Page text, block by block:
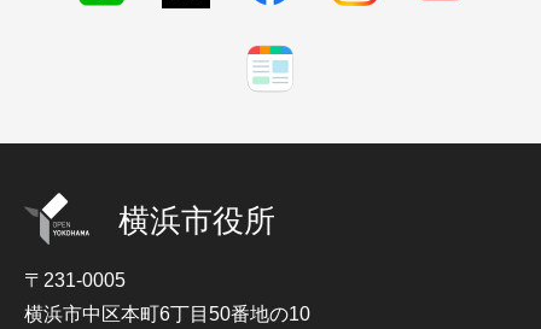
横浜市役所
〒231-0005
横浜市中区本町6丁目50番地の10